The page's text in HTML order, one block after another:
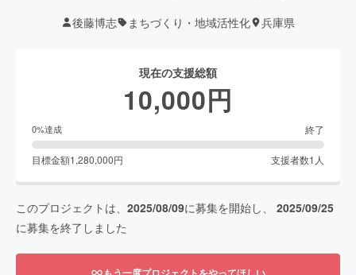
後藤博志 まちづくり・地域活性化 兵庫県
現在の支援総額
10,000円
0%達成 終了
目標金額1,280,000円 支援者数1 人
このプロジェクトは、 2025/08/09に募集を開始し、 2025/09/25
に募集を終了しました